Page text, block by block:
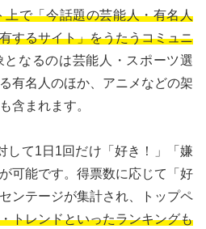
上で「今話題の芸能人・有名人
するサイト」をうたうコミュニ
となるのは芸能人・スポーツ選
有名人のほか、アニメなどの架
含まれます。
して1日1回だけ「好き！」「嫌
可能です。得票数に応じて「好
ンテージが集計され、トップペ
トレンドといったランキングも